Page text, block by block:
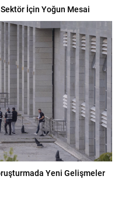
İçin Yoğun Mesai
Yeni Gelişmeler